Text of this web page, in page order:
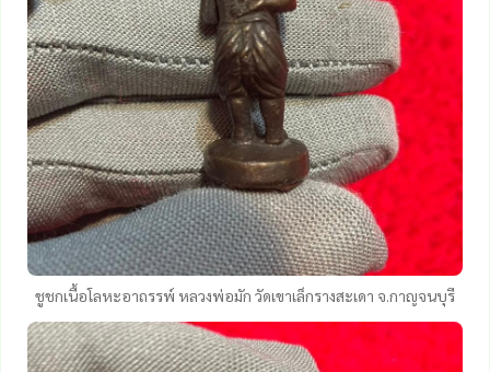
ชูชกเนื้อโลหะอาถรรพ์ หลวงพ่อมัก วัดเขาเล็กรางสะเดา จ.กาญจนบุรี